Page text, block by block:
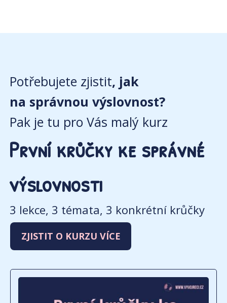
Potřebujete zjistit, jak
na správnou výslovnost?
Pak je tu pro Vás malý kurz
První krůčky ke správné
výslovnosti
3 lekce, 3 témata, 3 konkrétní krůčky
ZJISTIT O KURZU VÍCE